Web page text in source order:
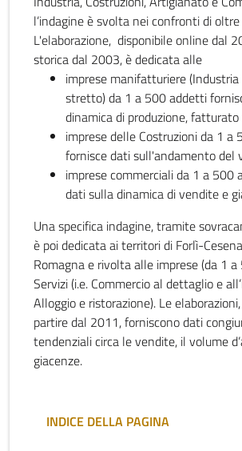
l’indagine è svolta nei confronti di
L'elaborazione, disponibile online dal
storica dal 2003, è dedicata alle
imprese manifatturiere
stretto) da 1 a 500 addetti
dinamica di produzione,
imprese delle Costruzioni da 1 a
fornisce dati sull'andamento del
imprese commerciali da 1 a 500
dati sulla dinamica di vendite e
Una specifica indagine, tramite
è poi dedicata ai territori di Forlì-
Romagna e rivolta alle imprese (da 1
Servizi (i.e. Commercio al dettaglio e
Alloggio e ristorazione). Le
partire dal 2011, forniscono dati
tendenziali circa le vendite, il volume
giacenze.
INDICE DELLA PAGINA